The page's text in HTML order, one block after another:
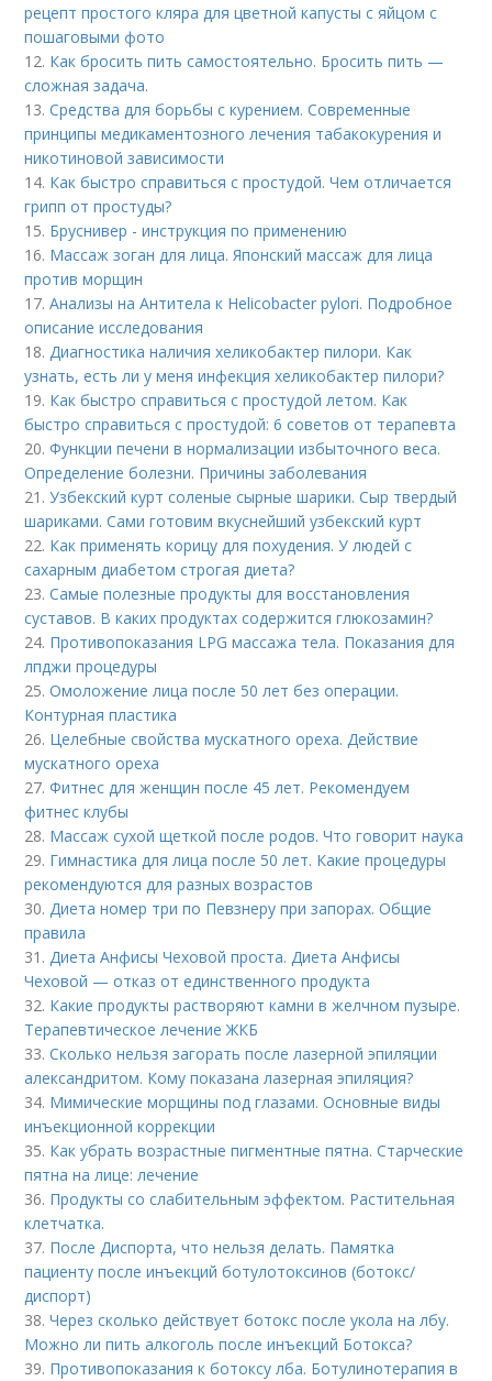
рецепт простого кляра для цветной капусты с яйцом с
пошаговыми фото
12. Как бросить пить самостоятельно. Бросить пить —
сложная задача.
13.Средства для борьбы с курением. Современные
принципы медикаментозного лечения табакокурения и
никотиновой зависимости
14. Как быстро справиться с простудой. Чем отличается
грипп от простуды?
15. Бруснивер - инструкция по применению
16. Массаж зоган для лица. Японский массаж для лица
против морщин
17.Анализы на Антитела к Helicobacter pylori. Подробное
описание исследования
18.Диагностика наличия хеликобактер пилори. Как
узнать, есть ли у меня инфекция хеликобактер пилори?
19. Как быстро справиться с простудой летом. Как
быстро справиться с простудой: 6 советов от терапевта
20.Функции печени в нормализации избыточного веса.
Определение болезни. Причины заболевания
21.Узбекский курт соленые сырные шарики. Сыр твердый
шариками. Сами готовим вкуснейший узбекский курт
22. Как применять корицу для похудения. У людей с
сахарным диабетом строгая диета?
23.Самые полезные продукты для восстановления
суставов. В каких продуктах содержится глюкозамин?
24. Противопоказания LPG массажа тела. Показания для
лпджи процедуры
25.Омоложение лица после 50 лет без операции.
Контурная пластика
26. Целебные свойства мускатного ореха. Действие
мускатного ореха
27.Фитнес для женщин после 45 лет. Рекомендуем
фитнес клубы
28. Массаж сухой щеткой после родов. Что говорит наука
29. Гимнастика для лица после 50 лет. Какие процедуры
рекомендуются для разных возрастов
30.Диета номер три по Певзнеру при запорах. Общие
правила
31.Диета Анфисы Чеховой проста. Диета Анфисы
Чеховой — отказ от единственного продукта
32. Какие продукты растворяют камни в желчном пузыре.
Терапевтическое лечение ЖКБ
33.Сколько нельзя загорать после лазерной эпиляции
александритом. Кому показана лазерная эпиляция?
34. Мимические морщины под глазами. Основные виды
инъекционной коррекции
35. Как убрать возрастные пигментные пятна. Старческие
пятна на лице: лечение
36. Продукты со слабительным эффектом. Растительная
клетчатка.
37. После Диспорта, что нельзя делать. Памятка
пациенту после инъекций ботулотоксинов (ботокс/
диспорт)
38.Через сколько действует ботокс после укола на лбу.
Можно ли пить алкоголь после инъекций Ботокса?
39. Противопоказания к ботоксу лба. Ботулинотерапия в